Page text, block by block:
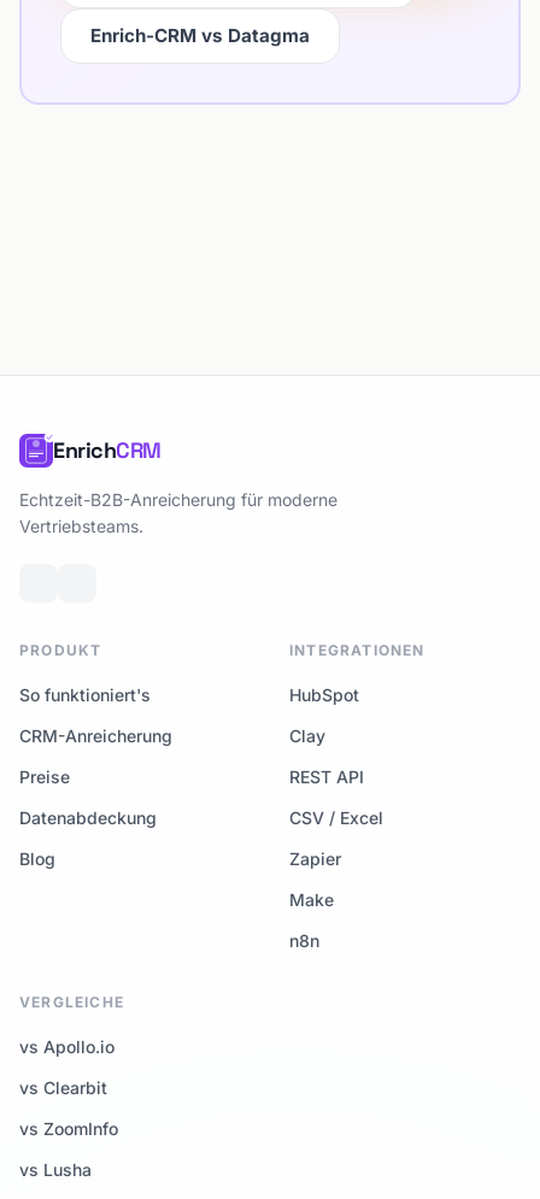
Enrich-CRM vs Datagma
EnrichCRM
Echtzeit-B2B-Anreicherung für moderne
Vertriebsteams.
PRODUKT
So funktioniert's
CRM-Anreicherung
Preise
Datenabdeckung
Blog
INTEGRATIONEN
HubSpot
Clay
REST API
CSV / Excel
Zapier
Make
n8n
VERGLEICHE
vs Apollo.io
vs Clearbit
vs ZoomInfo
vs Lusha